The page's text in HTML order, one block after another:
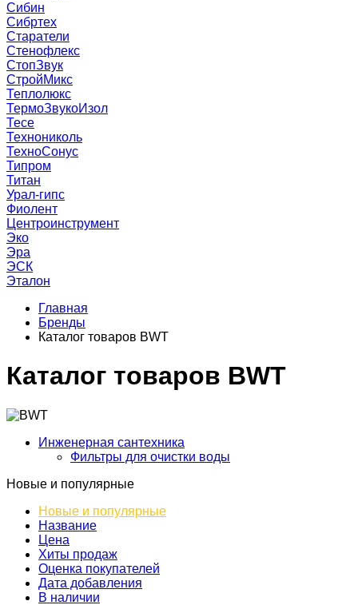
Сибин
Сибртех
Старатели
Стенофлекс
СтопЗвук
СтройМикс
Теплолюкс
ТермоЗвукоИзол
Тесе
Технониколь
ТехноСонус
Типром
Титан
Урал-гипс
Фиолент
Центроинструмент
Эко
Эра
ЭСК
Эталон
Главная
Бренды
Каталог товаров BWT
Каталог товаров BWT
Инженерная сантехника
Фильтры для очистки воды
Новые и популярные
Новые и популярные
Название
Цена
Хиты продаж
Оценка покупателей
Дата добавления
В наличии